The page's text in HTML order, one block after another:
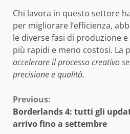
Chi lavora in questo settore
per migliorare l’efficienza,
le diverse fasi di produzione
più rapidi e meno costosi. La
accelerare il processo creativo
precisione e qualità.
Continue
Reading
Previous:
Borderlands 4: tutti gli
arrivo fino a settembre